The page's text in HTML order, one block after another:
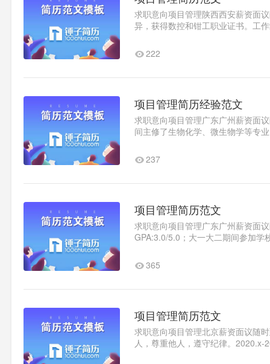
求职意向项目管理陕西西安薪资面
异，获得数控和钳工职业证书。工
222
项目管理简历经验范文
求职意向项目管理广东广州薪资面
间主修了生物化学、微生物学等专
237
项目管理简历范文
求职意向项目管理广东广州薪资面
GPA:3.0/5.0；大一大二期间参加学
365
项目管理简历范文
求职意向项目管理北京薪资面议随
人，尊重他人，遵守纪律。